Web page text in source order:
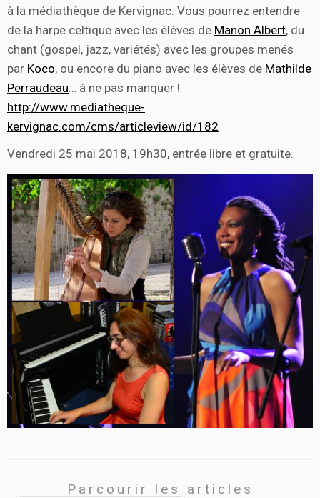
à la médiathèque de Kervignac. Vous pourrez entendre
de la harpe celtique avec les élèves de Manon Albert, du
chant (gospel, jazz, variétés) avec les groupes menés
par Koco, ou encore du piano avec les élèves de Mathilde
Perraudeau… à ne pas manquer !
http://www.mediatheque-
kervignac.com/cms/articleview/id/182
Vendredi 25 mai 2018, 19h30, entrée libre et gratuite.
Parcourir les articles